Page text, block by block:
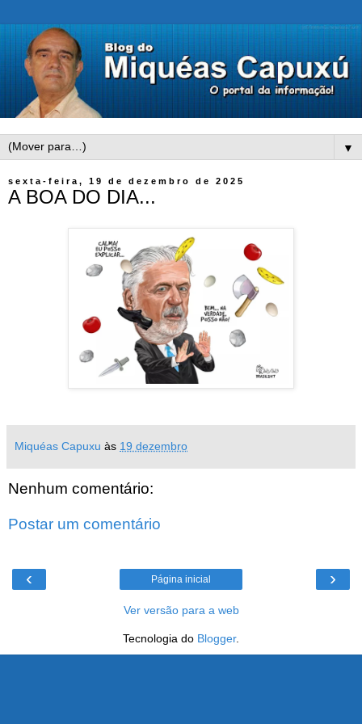
▼
sexta-feira, 19 de dezembro de 2025
A BOA DO DIA...
Miquéas Capuxu às 19 dezembro
Nenhum comentário:
Postar um comentário
‹ ›
Página inicial
Ver versão para a web
Tecnologia do Blogger.